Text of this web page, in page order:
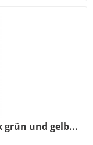
grün und gelb...